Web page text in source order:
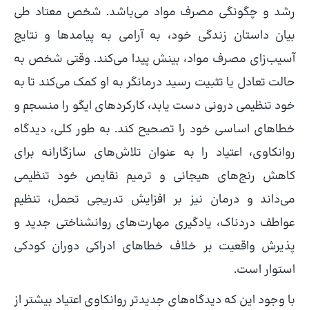
رشد و چگونگی مصرف مواد می‌باشد. شخص معتاد طی
بیان داستان زندگی خود، به آرامی به پیامدها و نتایج
آسیب‌زای مصرف مواد، بینش پیدا می‌کند. وقتی شخص به
حالت تعادل یا تثبیت رسید درمانگر به او کمک می‌کند تا به
خود تنظیمی درونی دست یابد، کارکردهای ایگو را منسجم و
خطاهای اساسی خود را تصحیح کند. به طور کلی، دیدگاه
روانکاوی، اعتیاد را به عنوان تلاش‌های سازگارانه برای
کاهش رنج‌های هیجانی و ترمیم نقایص خود تنظیمی
می‌داند و درمان نیز بر افزایش تدریجی تحمل، تنظیم
عواطف دردناک، یادگیری مهارت‌های روانشناختی جدید و
پذیرش واقعیت بر خلاف خطاهای ادراکی دوران کودکی
استوار است.
با وجود این که دیدگاه‌های جدیدتر روانکاوی اعتیاد بیشتر از